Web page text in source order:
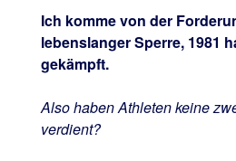
Ich komme von der
lebenslanger Sperre, 1981
gekämpft.
Also haben Athleten keine
verdient?